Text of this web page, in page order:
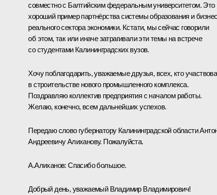
совместно с Балтийским федеральным университетом. Это
хороший пример партнёрства системы образования и
реального сектора экономики. Кстати, мы сейчас говорили
об этом, так или иначе затрагивали эти темы на встрече
со студентами Калининградских вузов.
Хочу поблагодарить, уважаемые друзья, всех, кто
в строительстве нового промышленного комплекса.
Поздравляю коллектив предприятия с началом работы.
Желаю, конечно, всем дальнейших успехов.
Передаю слово губернатору Калининградской области
Андреевичу Алиханову. Пожалуйста.
А.Алиханов: Спасибо большое.
Добрый день, уважаемый Владимир Владимирович!